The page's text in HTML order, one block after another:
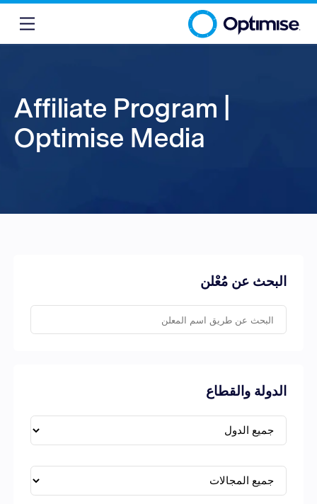
Affiliate Program |
Optimise Media
البحث عن مُعْلن
الدولة والقطاع